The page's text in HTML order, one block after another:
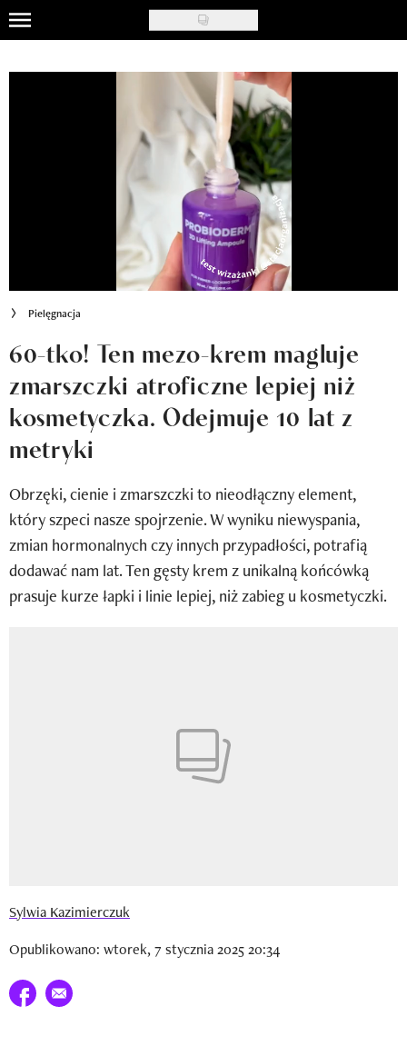
Skip
to
main
Newsy
Newsletter
Wizaz Summer Influ School
Mój profil / Zarejestruj się
Pielęgnacja
60-tko! Ten mezo-krem magluje
zmarszczki atroficzne lepiej niż
kosmetyczka. Odejmuje 10 lat z
metryki
Obrzęki, cienie i zmarszczki to nieodłączny element,
który szpeci nasze spojrzenie. W wyniku niewyspania,
zmian hormonalnych czy innych przypadłości, potrafią
dodawać nam lat. Ten gęsty krem z unikalną końcówką
prasuje kurze łapki i linie lepiej, niż zabieg u kosmetyczki.
Sylwia Kazimierczuk
Opublikowano: wtorek, 7 stycznia 2025 20:34
Udostępnij na facebook
E-mail do przyjaciela